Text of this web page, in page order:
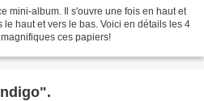
mini-album. Il s'ouvre une fois en haut et
haut et vers le bas. Voici en détails les 4
ces papiers!